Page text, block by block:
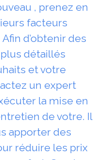
, prenez en
facteurs
d’obtenir des
détaillés
et votre
un expert
la mise en
de votre. Il
apporter des
réduire les prix